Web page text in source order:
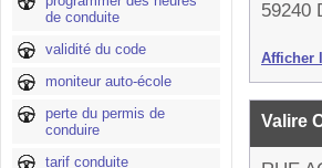
de conduite
validité du code
moniteur auto-école
perte du permis de
conduire
tarif conduite
59240
Afficher
Valire